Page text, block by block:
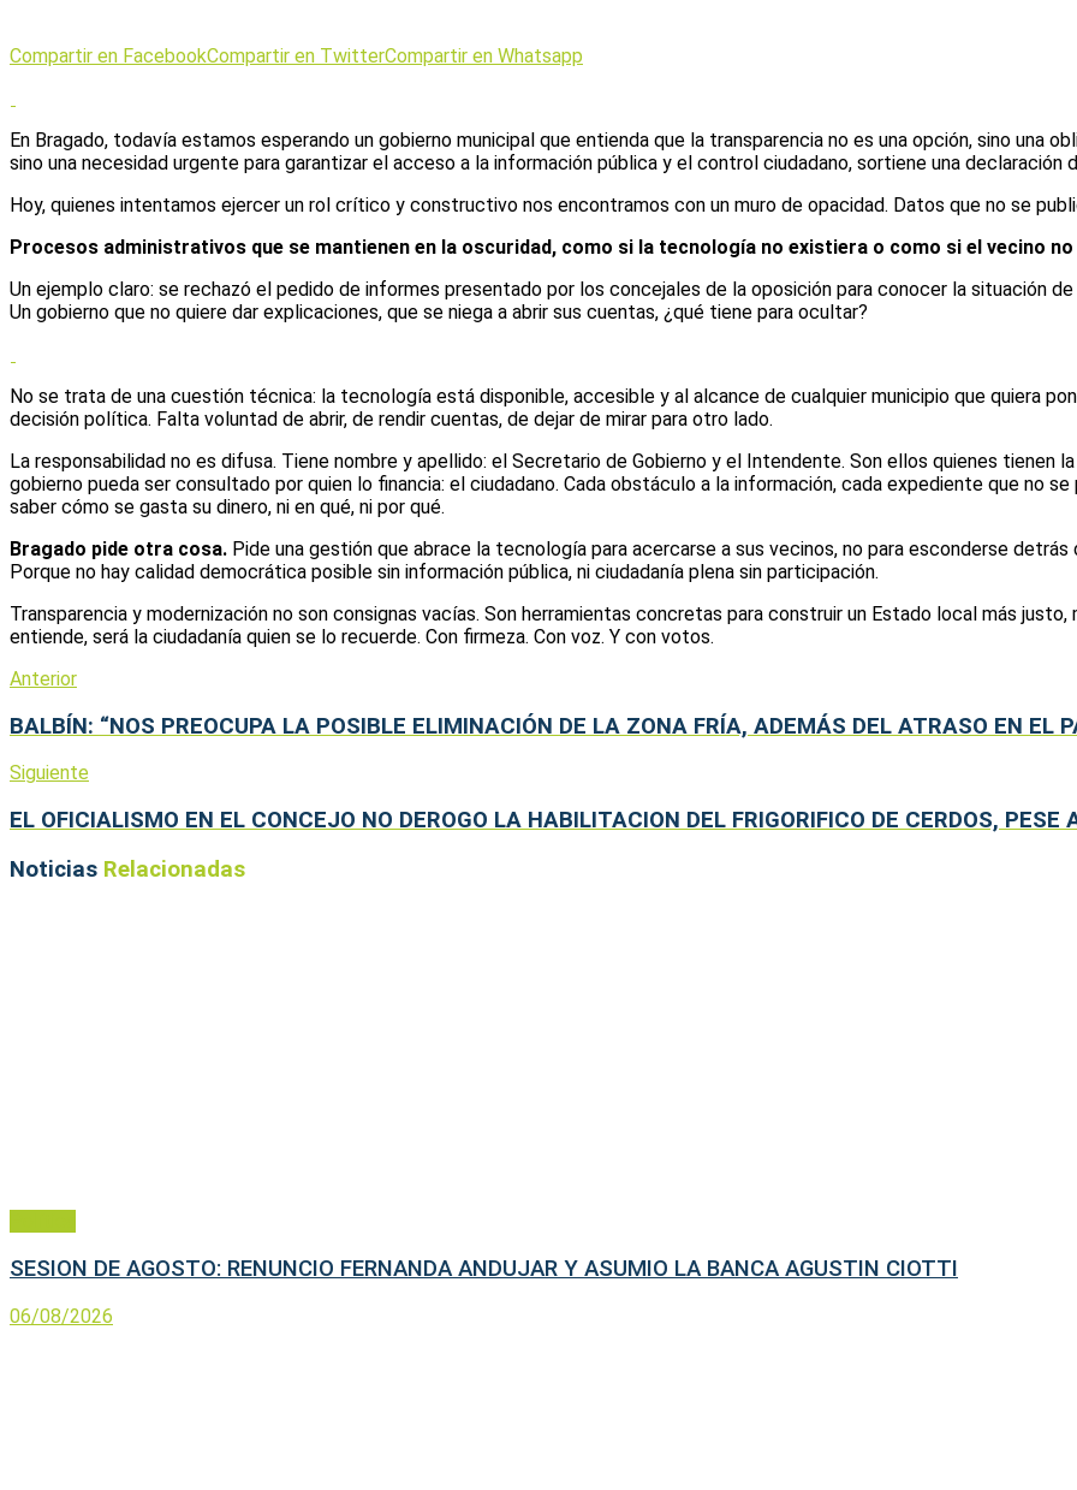
Compartir en FacebookCompartir en TwitterCompartir en Whatsapp
En Bragado, todavía estamos esperando un gobierno municipal que entienda que la transparencia no es una opción, sino una
sino una necesidad urgente para garantizar el acceso a la información pública y el control ciudadano, sortiene una declaración
Hoy, quienes intentamos ejercer un rol crítico y constructivo nos encontramos con un muro de opacidad. Datos que no se
Procesos administrativos que se mantienen en la oscuridad, como si la tecnología no existiera o como si el vecino
Un ejemplo claro: se rechazó el pedido de informes presentado por los concejales de la oposición para conocer la situación
Un gobierno que no quiere dar explicaciones, que se niega a abrir sus cuentas, ¿qué tiene para ocultar?
No se trata de una cuestión técnica: la tecnología está disponible, accesible y al alcance de cualquier municipio que quiera
decisión política. Falta voluntad de abrir, de rendir cuentas, de dejar de mirar para otro lado.
La responsabilidad no es difusa. Tiene nombre y apellido: el Secretario de Gobierno y el Intendente. Son ellos quienes
gobierno pueda ser consultado por quien lo financia: el ciudadano. Cada obstáculo a la información, cada expediente que no
saber cómo se gasta su dinero, ni en qué, ni por qué.
Bragado pide otra cosa. Pide una gestión que abrace la tecnología para acercarse a sus vecinos, no para esconderse
Porque no hay calidad democrática posible sin información pública, ni ciudadanía plena sin participación.
Transparencia y modernización no son consignas vacías. Son herramientas concretas para construir un Estado local más
entiende, será la ciudadanía quien se lo recuerde. Con firmeza. Con voz. Y con votos.
Anterior
BALBÍN: “NOS PREOCUPA LA POSIBLE ELIMINACIÓN DE LA ZONA FRÍA, ADEMÁS DEL ATRASO EN EL
Siguiente
EL OFICIALISMO EN EL CONCEJO NO DEROGO LA HABILITACION DEL FRIGORIFICO DE CERDOS,
Noticias Relacionadas
SESION DE AGOSTO: RENUNCIO FERNANDA ANDUJAR Y ASUMIO LA BANCA AGUSTIN CIOTTI
06/08/2026